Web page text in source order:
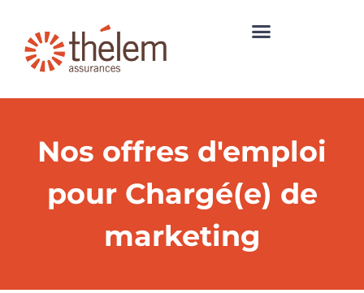
Nos offres d'emploi
pour Chargé(e) de
marketing